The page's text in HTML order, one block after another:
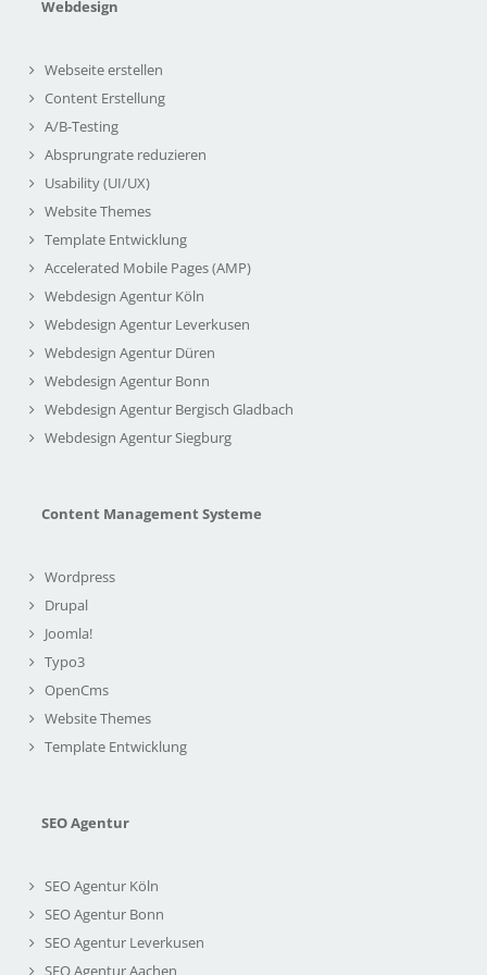
Webdesign
Webseite erstellen
Content Erstellung
A/B-Testing
Absprungrate reduzieren
Usability (UI/UX)
Website Themes
Template Entwicklung
Accelerated Mobile Pages (AMP)
Webdesign Agentur Köln
Webdesign Agentur Leverkusen
Webdesign Agentur Düren
Webdesign Agentur Bonn
Webdesign Agentur Bergisch Gladbach
Webdesign Agentur Siegburg
Content Management Systeme
Wordpress
Drupal
Joomla!
Typo3
OpenCms
Website Themes
Template Entwicklung
SEO Agentur
SEO Agentur Köln
SEO Agentur Bonn
SEO Agentur Leverkusen